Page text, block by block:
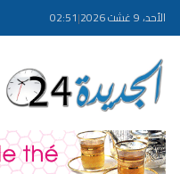
الأحد، 9 غشت 2026 |
02:51